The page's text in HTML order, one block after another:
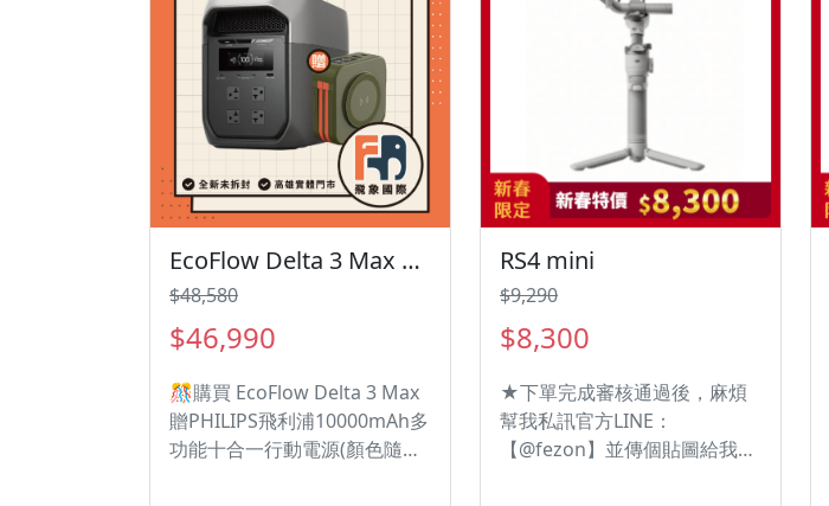
EcoFlow Delta 3 Max 戶外儲能電源 EFDT3-M 移動電源 贈行動電源 電池 戶外電源 露營 車露
$48,580
$46,990
🎊購買 EcoFlow Delta 3 Max
贈PHILIPS飛利浦10000mAh多
功能十合一行動電源(顏色隨機)
RS4 mini
$9,290
$8,300
★下單完成審核通過後，麻煩
幫我私訊官方LINE：
【@fezon】並傳個貼圖給我